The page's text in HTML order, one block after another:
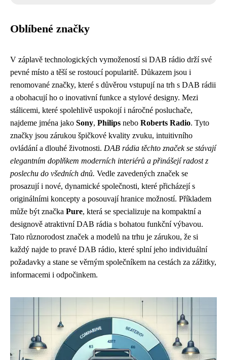
Oblíbené značky
V záplavě technologických vymožeností si DAB rádio drží své
pevné místo a těší se rostoucí popularitě. Důkazem jsou i
renomované značky, které s důvěrou vstupují na trh s DAB rádii
a obohacují ho o inovativní funkce a stylové designy. Mezi
stálicemi, které spolehlivě uspokojí i náročné posluchače,
najdeme jména jako Sony, Philips nebo Roberts Radio. Tyto
značky jsou zárukou špičkové kvality zvuku, intuitivního
ovládání a dlouhé životnosti. DAB rádia těchto značek se stávají
elegantním doplňkem moderních interiérů a přinášejí radost z
poslechu do všedních dnů. Vedle zavedených značek se
prosazují i nové, dynamické společnosti, které přicházejí s
originálními koncepty a posouvají hranice možností. Příkladem
může být značka Pure, která se specializuje na kompaktní a
designově atraktivní DAB rádia s bohatou funkční výbavou.
Tato různorodost značek a modelů na trhu je zárukou, že si
každý najde to pravé DAB rádio, které splní jeho individuální
požadavky a stane se věrným společníkem na cestách za zážitky,
informacemi i odpočinkem.